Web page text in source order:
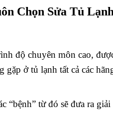
Chọn Sửa Tủ
độ chuyên môn cao,
ở tủ lạnh tất cả các
“bệnh” từ đó sẽ đưa ra